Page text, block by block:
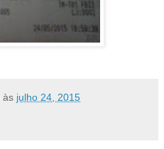
às julho 24, 2015